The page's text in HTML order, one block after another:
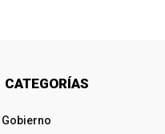
CATEGORÍAS
Gobierno